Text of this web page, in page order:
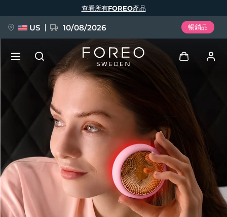
查看所有FOREO產品
US 10/08/2026 暢銷品
用戶信息
我的設備
我的訂單
我的地址
FAQ™ Pure Beauty-Tech Elixir
BREAKING NEWS
issa™ Teeth Whitening Set
Deutsch
Español
Français
Italiano
Português
Polski
Svenska
Русский
Türkçe
简体中文 繁體中文